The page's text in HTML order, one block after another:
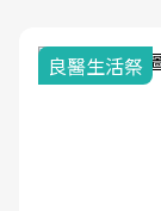
良醫生活祭